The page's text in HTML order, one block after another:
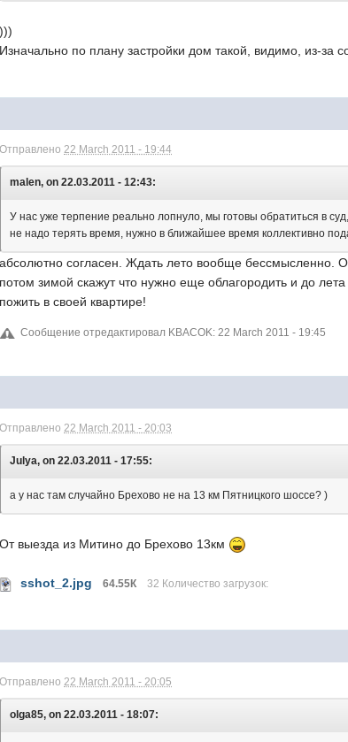
)))
Изначально по плану застройки дом такой, видимо, из-за
Отправлено22 March 2011 - 19:44
malen, on 22.03.2011 - 12:43:
У нас уже терпение реально лопнуло, мы готовы обратиться в
не надо терять время, нужно в ближайшее время коллективно
абсолютно согласен. Ждать лето вообще бессмысленно.
потом зимой скажут что нужно еще облагородить и до
пожить в своей квартире!
Сообщение отредактировал KBACOK: 22 March 2011 - 19:45
Отправлено22 March 2011 - 20:03
Julya, on 22.03.2011 - 17:55:
а у нас там случайно Брехово не на 13 км Пятницкого шоссе? )
От выезда из Митино до Брехово 13км
sshot_2.jpg 64.55К 32 Количество загрузок:
Отправлено22 March 2011 - 20:05
olga85, on 22.03.2011 - 18:07: